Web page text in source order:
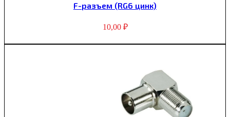
F-разъем (RG6 цинк)
10,00 ₽